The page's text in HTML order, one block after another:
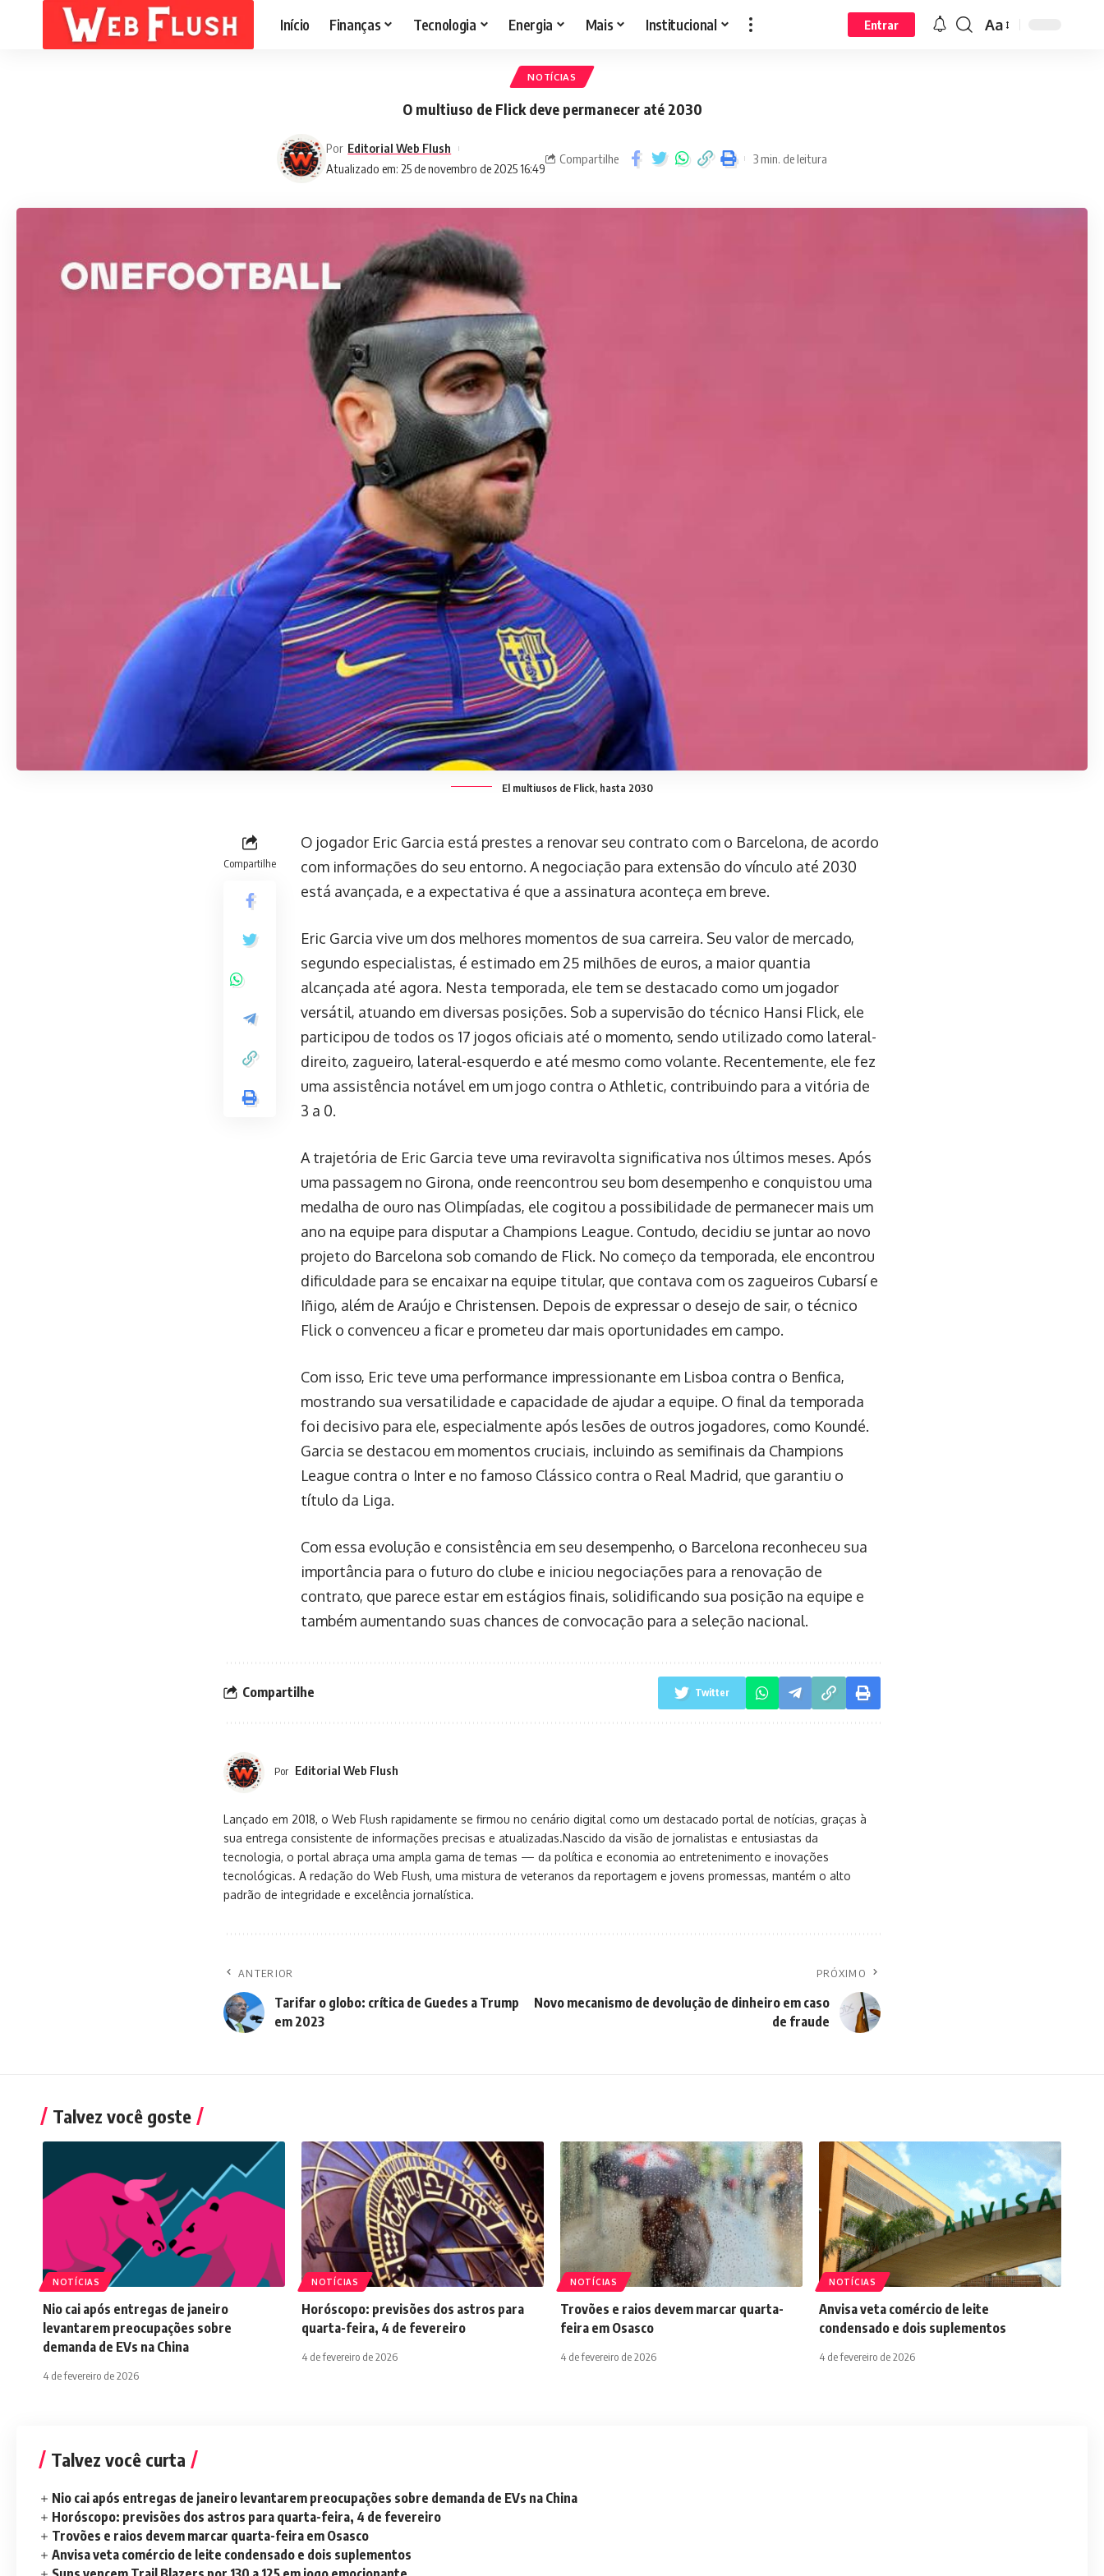
Início Finanças Tecnologia Energia Mais Institucional Entrar Aa
NOTÍCIAS
O multiuso de Flick deve permanecer até 2030
Atualizado em: 25 de novembro de 2025 16:49
Por Editorial Web Flush
Compartilhe 3 min. de leitura
El multiusos de Flick, hasta 2030
Compartilhe
O jogador Eric Garcia está prestes a renovar seu contrato com o Barcelona, de acordo
com informações do seu entorno. A negociação para extensão do vínculo até 2030
está avançada, e a expectativa é que a assinatura aconteça em breve.
Eric Garcia vive um dos melhores momentos de sua carreira. Seu valor de mercado,
segundo especialistas, é estimado em 25 milhões de euros, a maior quantia
alcançada até agora. Nesta temporada, ele tem se destacado como um jogador
versátil, atuando em diversas posições. Sob a supervisão do técnico Hansi Flick, ele
participou de todos os 17 jogos oficiais até o momento, sendo utilizado como lateral-
direito, zagueiro, lateral-esquerdo e até mesmo como volante. Recentemente, ele fez
uma assistência notável em um jogo contra o Athletic, contribuindo para a vitória de
3 a 0.
A trajetória de Eric Garcia teve uma reviravolta significativa nos últimos meses. Após
uma passagem no Girona, onde reencontrou seu bom desempenho e conquistou uma
medalha de ouro nas Olimpíadas, ele cogitou a possibilidade de permanecer mais um
ano na equipe para disputar a Champions League. Contudo, decidiu se juntar ao novo
projeto do Barcelona sob comando de Flick. No começo da temporada, ele encontrou
dificuldade para se encaixar na equipe titular, que contava com os zagueiros Cubarsí e
Iñigo, além de Araújo e Christensen. Depois de expressar o desejo de sair, o técnico
Flick o convenceu a ficar e prometeu dar mais oportunidades em campo.
Com isso, Eric teve uma performance impressionante em Lisboa contra o Benfica,
mostrando sua versatilidade e capacidade de ajudar a equipe. O final da temporada
foi decisivo para ele, especialmente após lesões de outros jogadores, como Koundé.
Garcia se destacou em momentos cruciais, incluindo as semifinais da Champions
League contra o Inter e no famoso Clássico contra o Real Madrid, que garantiu o
título da Liga.
Com essa evolução e consistência em seu desempenho, o Barcelona reconheceu sua
importância para o futuro do clube e iniciou negociações para a renovação de
contrato, que parece estar em estágios finais, solidificando sua posição na equipe e
também aumentando suas chances de convocação para a seleção nacional.
Compartilhe Twitter
Por Editorial Web Flush
Lançado em 2018, o Web Flush rapidamente se firmou no cenário digital como um destacado portal de notícias, graças à
sua entrega consistente de informações precisas e atualizadas.Nascido da visão de jornalistas e entusiastas da
tecnologia, o portal abraça uma ampla gama de temas — da política e economia ao entretenimento e inovações
tecnológicas. A redação do Web Flush, uma mistura de veteranos da reportagem e jovens promessas, mantém o alto
padrão de integridade e excelência jornalística.
ANTERIOR
Tarifar o globo: crítica de Guedes a Trump
em 2023
PRÓXIMO
Novo mecanismo de devolução de dinheiro em caso
de fraude
Talvez você goste
NOTÍCIAS
Nio cai após entregas de janeiro
levantarem preocupações sobre
demanda de EVs na China
4 de fevereiro de 2026
NOTÍCIAS
Horóscopo: previsões dos astros para
quarta-feira, 4 de fevereiro
4 de fevereiro de 2026
NOTÍCIAS
Trovões e raios devem marcar quarta-
feira em Osasco
4 de fevereiro de 2026
NOTÍCIAS
Anvisa veta comércio de leite
condensado e dois suplementos
4 de fevereiro de 2026
Talvez você curta
Nio cai após entregas de janeiro levantarem preocupações sobre demanda de EVs na China
Horóscopo: previsões dos astros para quarta-feira, 4 de fevereiro
Trovões e raios devem marcar quarta-feira em Osasco
Anvisa veta comércio de leite condensado e dois suplementos